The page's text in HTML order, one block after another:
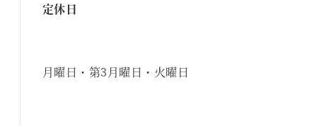
定休日
月曜日・第3月曜日・火曜日